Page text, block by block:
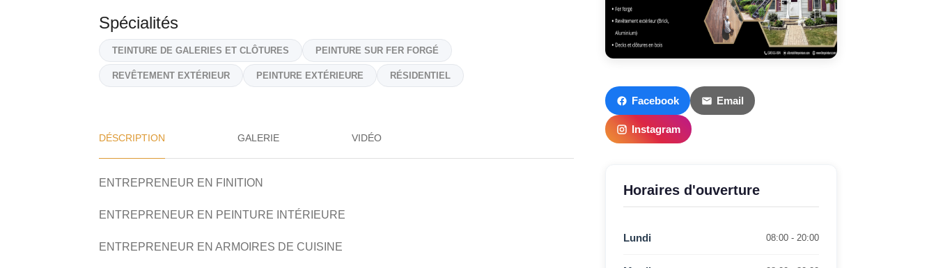
Spécialités
TEINTURE DE GALERIES ET CLÔTURES PEINTURE SUR FER FORGÉ
REVÊTEMENT EXTÉRIEUR PEINTURE EXTÉRIEURE RÉSIDENTIEL
DÉSCRIPTION GALERIE VIDÉO
ENTREPRENEUR EN FINITION
ENTREPRENEUR EN PEINTURE INTÉRIEURE
ENTREPRENEUR EN ARMOIRES DE CUISINE
Facebook Email
Instagram
Horaires d'ouverture
Lundi 08:00 - 20:00